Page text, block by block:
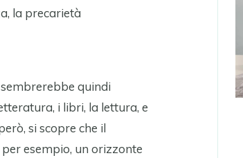
la precarietà
sembrerebbe quindi
i libri, la lettura, e
si scopre che il
esempio, un orizzonte